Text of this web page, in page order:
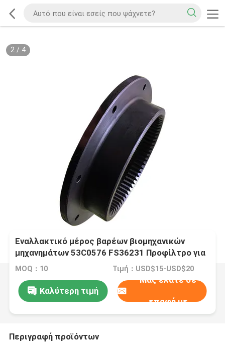
2/ 4
Εναλλακτικό μέρος βαρέων βιομηχανικών
μηχανημάτων 53C0576 FS36231 Προφίλτρο για
φορτιστή τροχών Liugong
MOQ：10 Τιμή：USD$15-USD$20
Καλύτερη τιμή
Μας ελάτε σε
επαφή με
Περιγραφή προϊόντων